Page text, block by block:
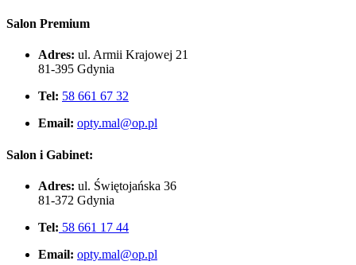
Salon Premium
Adres: ul. Armii Krajowej 21
81-395 Gdynia
Tel: 58 661 67 32
Email: opty.mal@op.pl
Salon i Gabinet:
Adres: ul. Świętojańska 36
81-372 Gdynia
Tel: 58 661 17 44
Email: opty.mal@op.pl